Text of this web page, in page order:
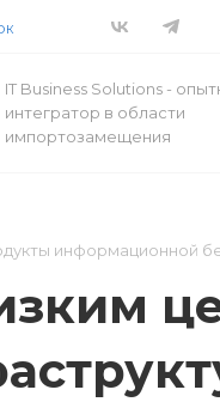
IT Business Solutions -
интегратор в области
импортозамещения
информационной